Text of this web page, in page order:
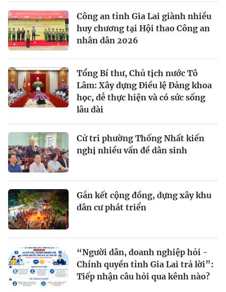
Công an tỉnh Gia Lai giành nhiều
huy chương tại Hội thao Công an
nhân dân 2026
Tổng Bí thư, Chủ tịch nước Tô
Lâm: Xây dựng Điều lệ Đảng khoa
học, dễ thực hiện và có sức sống
lâu dài
Cử tri phường Thống Nhất kiến
nghị nhiều vấn đề dân sinh
Gắn kết cộng đồng, dựng xây khu
dân cư phát triển
“Người dân, doanh nghiệp hỏi -
Chính quyền tỉnh Gia Lai trả lời”:
Tiếp nhận câu hỏi qua kênh nào?